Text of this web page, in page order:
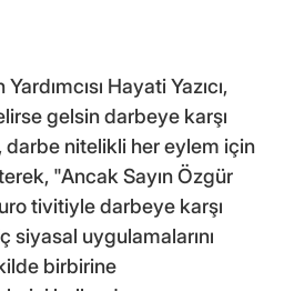
Hayati Yazıcı,
gelsin darbeye karşı
nitelikli her eylem için
"Ancak Sayın Özgür
tivitiyle darbeye karşı
siyasal uygulamalarını
birbirine